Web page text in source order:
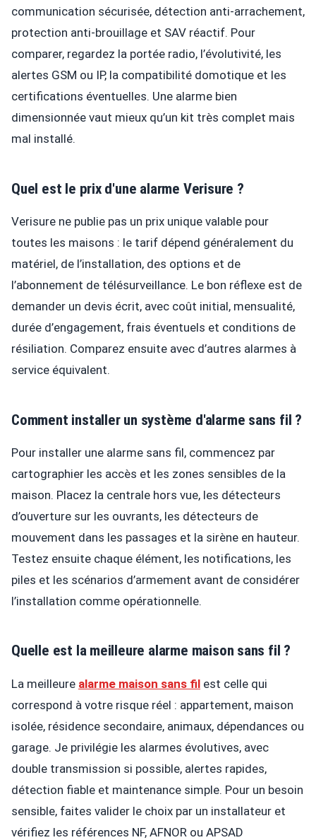
communication sécurisée, détection anti-arrachement,
protection anti-brouillage et SAV réactif. Pour
comparer, regardez la portée radio, l’évolutivité, les
alertes GSM ou IP, la compatibilité domotique et les
certifications éventuelles. Une alarme bien
dimensionnée vaut mieux qu’un kit très complet mais
mal installé.
Quel est le prix d'une alarme Verisure ?
Verisure ne publie pas un prix unique valable pour
toutes les maisons : le tarif dépend généralement du
matériel, de l’installation, des options et de
l’abonnement de télésurveillance. Le bon réflexe est de
demander un devis écrit, avec coût initial, mensualité,
durée d’engagement, frais éventuels et conditions de
résiliation. Comparez ensuite avec d’autres alarmes à
service équivalent.
Comment installer un système d'alarme sans fil ?
Pour installer une alarme sans fil, commencez par
cartographier les accès et les zones sensibles de la
maison. Placez la centrale hors vue, les détecteurs
d’ouverture sur les ouvrants, les détecteurs de
mouvement dans les passages et la sirène en hauteur.
Testez ensuite chaque élément, les notifications, les
piles et les scénarios d’armement avant de considérer
l’installation comme opérationnelle.
Quelle est la meilleure alarme maison sans fil ?
La meilleure alarme maison sans fil est celle qui
correspond à votre risque réel : appartement, maison
isolée, résidence secondaire, animaux, dépendances ou
garage. Je privilégie les alarmes évolutives, avec
double transmission si possible, alertes rapides,
détection fiable et maintenance simple. Pour un besoin
sensible, faites valider le choix par un installateur et
vérifiez les références NF, AFNOR ou APSAD